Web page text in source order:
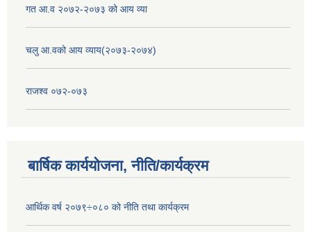
गत आ.व २०७२-२०७३ को आय व्या
चलु आ.वको आय व्याय(२०७३-२०७४)
राजश्व ०७२-०७३
बार्षिक कार्ययोजना, नीति/कार्यक्रम
आर्थिक वर्ष २०७९÷०८० को नीति तथा कार्यक्रम